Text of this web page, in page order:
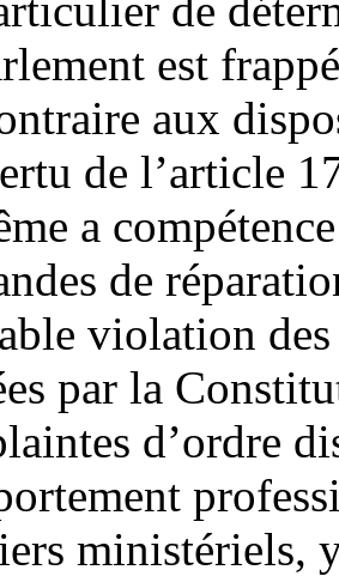
est
aux
de l’article
a
de
violation
par la
d’ordre
ministériels,